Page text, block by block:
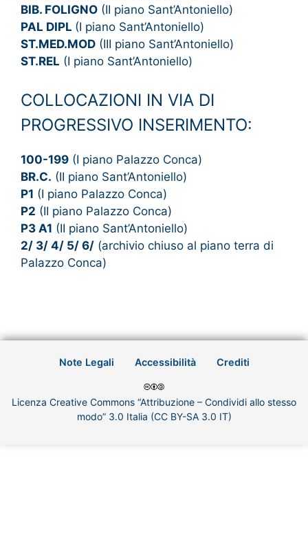
BIB. FOLIGNO (II piano Sant’Antoniello)
PAL DIPL (I piano Sant’Antoniello)
ST.MED.MOD (III piano Sant’Antoniello)
ST.REL (I piano Sant’Antoniello)
COLLOCAZIONI IN VIA DI
PROGRESSIVO INSERIMENTO:
100-199 (I piano Palazzo Conca)
BR.C. (II piano Sant’Antoniello)
P1 (I piano Palazzo Conca)
P2 (II piano Palazzo Conca)
P3 A1 (II piano Sant’Antoniello)
2/ 3/ 4/ 5/ 6/ (archivio chiuso al piano terra di
Palazzo Conca)
Note Legali Accessibilità Crediti
Licenza Creative Commons “Attribuzione – Condividi allo stesso
modo” 3.0 Italia (CC BY-SA 3.0 IT)